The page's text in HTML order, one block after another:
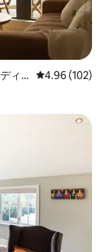
ィ
レビュー102
4.96 (102)